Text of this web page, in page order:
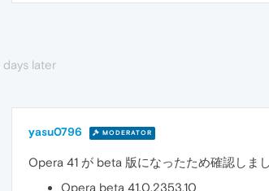
days later
yasu0796 MODERATOR
Opera 41 が beta 版になったため確認しま
Opera beta 41.0.2353.10